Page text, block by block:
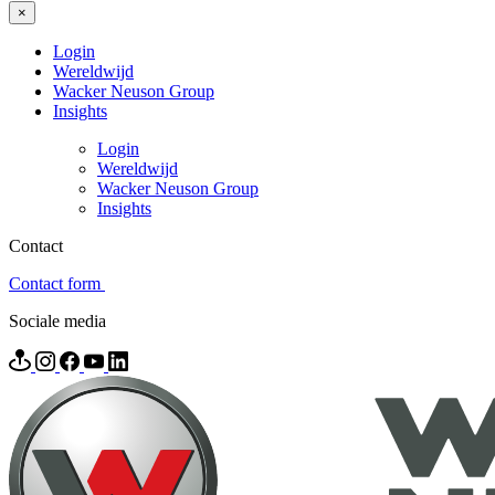
×
Login
Wereldwijd
Wacker Neuson Group
Insights
Login
Wereldwijd
Wacker Neuson Group
Insights
Contact
Contact form
Sociale media